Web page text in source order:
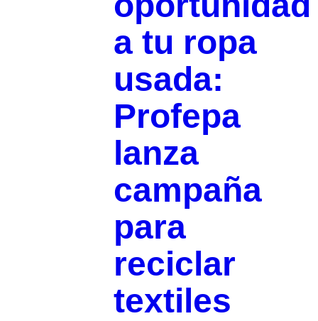
a tu ropa
usada:
Profepa
lanza
campaña
para
reciclar
textiles